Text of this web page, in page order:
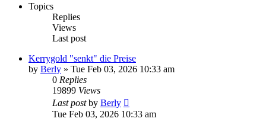
Topics
Replies
Views
Last post
Kerrygold "senkt" die Preise
by Berly » Tue Feb 03, 2026 10:33 am
0 Replies
19899 Views
Last postby Berly
Tue Feb 03, 2026 10:33 am